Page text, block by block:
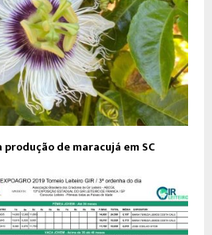
de maracujá em SC